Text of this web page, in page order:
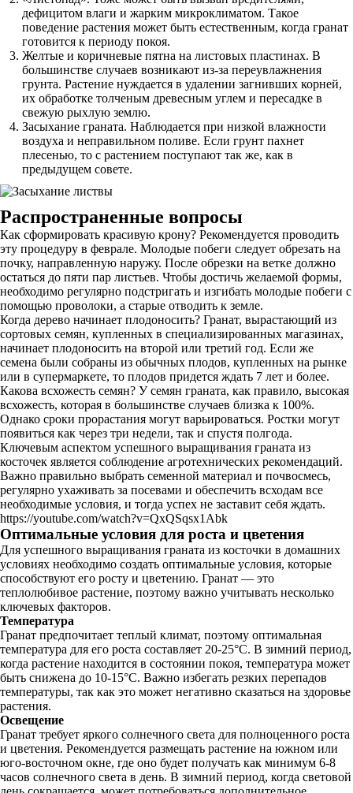
дефицитом влаги и жарким микроклиматом. Такое
поведение растения может быть естественным, когда гранат
готовится к периоду покоя.
Желтые и коричневые пятна на листовых пластинах. В
большинстве случаев возникают из-за переувлажнения
грунта. Растение нуждается в удалении загнивших корней,
их обработке толченым древесным углем и пересадке в
свежую рыхлую землю.
Засыхание граната. Наблюдается при низкой влажности
воздуха и неправильном поливе. Если грунт пахнет
плесенью, то с растением поступают так же, как в
предыдущем совете.
Распространенные вопросы
Как сформировать красивую крону? Рекомендуется проводить
эту процедуру в феврале. Молодые побеги следует обрезать на
почку, направленную наружу. После обрезки на ветке должно
остаться до пяти пар листьев. Чтобы достичь желаемой формы,
необходимо регулярно подстригать и изгибать молодые побеги с
помощью проволоки, а старые отводить к земле.
Когда дерево начинает плодоносить? Гранат, вырастающий из
сортовых семян, купленных в специализированных магазинах,
начинает плодоносить на второй или третий год. Если же
семена были собраны из обычных плодов, купленных на рынке
или в супермаркете, то плодов придется ждать 7 лет и более.
Какова всхожесть семян? У семян граната, как правило, высокая
всхожесть, которая в большинстве случаев близка к 100%.
Однако сроки прорастания могут варьироваться. Ростки могут
появиться как через три недели, так и спустя полгода.
Ключевым аспектом успешного выращивания граната из
косточек является соблюдение агротехнических рекомендаций.
Важно правильно выбрать семенной материал и почвосмесь,
регулярно ухаживать за посевами и обеспечить всходам все
необходимые условия, и тогда успех не заставит себя ждать.
https://youtube.com/watch?v=QxQSqsx1Abk
Оптимальные условия для роста и цветения
Для успешного выращивания граната из косточки в домашних
условиях необходимо создать оптимальные условия, которые
способствуют его росту и цветению. Гранат — это
теплолюбивое растение, поэтому важно учитывать несколько
ключевых факторов.
Температура
Гранат предпочитает теплый климат, поэтому оптимальная
температура для его роста составляет 20-25°C. В зимний период,
когда растение находится в состоянии покоя, температура может
быть снижена до 10-15°C. Важно избегать резких перепадов
температуры, так как это может негативно сказаться на здоровье
растения.
Освещение
Гранат требует яркого солнечного света для полноценного роста
и цветения. Рекомендуется размещать растение на южном или
юго-восточном окне, где оно будет получать как минимум 6-8
часов солнечного света в день. В зимний период, когда световой